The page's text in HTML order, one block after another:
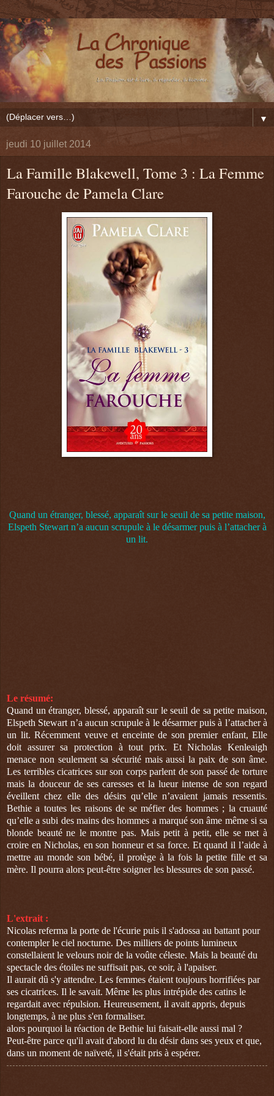
▼
jeudi 10 juillet 2014
La Famille Blakewell, Tome 3 : La Femme
Farouche de Pamela Clare
Quand un étranger, blessé, apparaît sur le seuil de sa petite maison,
Elspeth Stewart n’a aucun scrupule à le désarmer puis à l’attacher à
un lit.
Le résumé:
Quand un étranger, blessé, apparaît sur le seuil de sa petite maison,
Elspeth Stewart n’a aucun scrupule à le désarmer puis à l’attacher à
un lit. Récemment veuve et enceinte de son premier enfant, Elle
doit assurer sa protection à tout prix. Et Nicholas Kenleaigh
menace non seulement sa sécurité mais aussi la paix de son âme.
Les terribles cicatrices sur son corps parlent de son passé de torture
mais la douceur de ses caresses et la lueur intense de son regard
éveillent chez elle des désirs qu’elle n’avaient jamais ressentis.
Bethie a toutes les raisons de se méfier des hommes ; la cruauté
qu’elle a subi des mains des hommes a marqué son âme même si sa
blonde beauté ne le montre pas. Mais petit à petit, elle se met à
croire en Nicholas, en son honneur et sa force. Et quand il l’aide à
mettre au monde son bébé, il protège à la fois la petite fille et sa
mère. Il pourra alors peut-être soigner les blessures de son passé.
L'extrait :
Nicolas referma la porte de l'écurie puis il s'adossa au battant pour
contempler le ciel nocturne. Des milliers de points lumineux
constellaient le velours noir de la voûte céleste. Mais la beauté du
spectacle des étoiles ne suffisait pas, ce soir, à l'apaiser.
Il aurait dû s'y attendre. Les femmes étaient toujours horrifiées par
ses cicatrices. Il le savait. Même les plus intrépide des catins le
regardait avec répulsion. Heureusement, il avait appris, depuis
longtemps, à ne plus s'en formaliser.
alors pourquoi la réaction de Bethie lui faisait-elle aussi mal ?
Peut-être parce qu'il avait d'abord lu du désir dans ses yeux et que,
dans un moment de naïveté, il s'était pris à espérer.